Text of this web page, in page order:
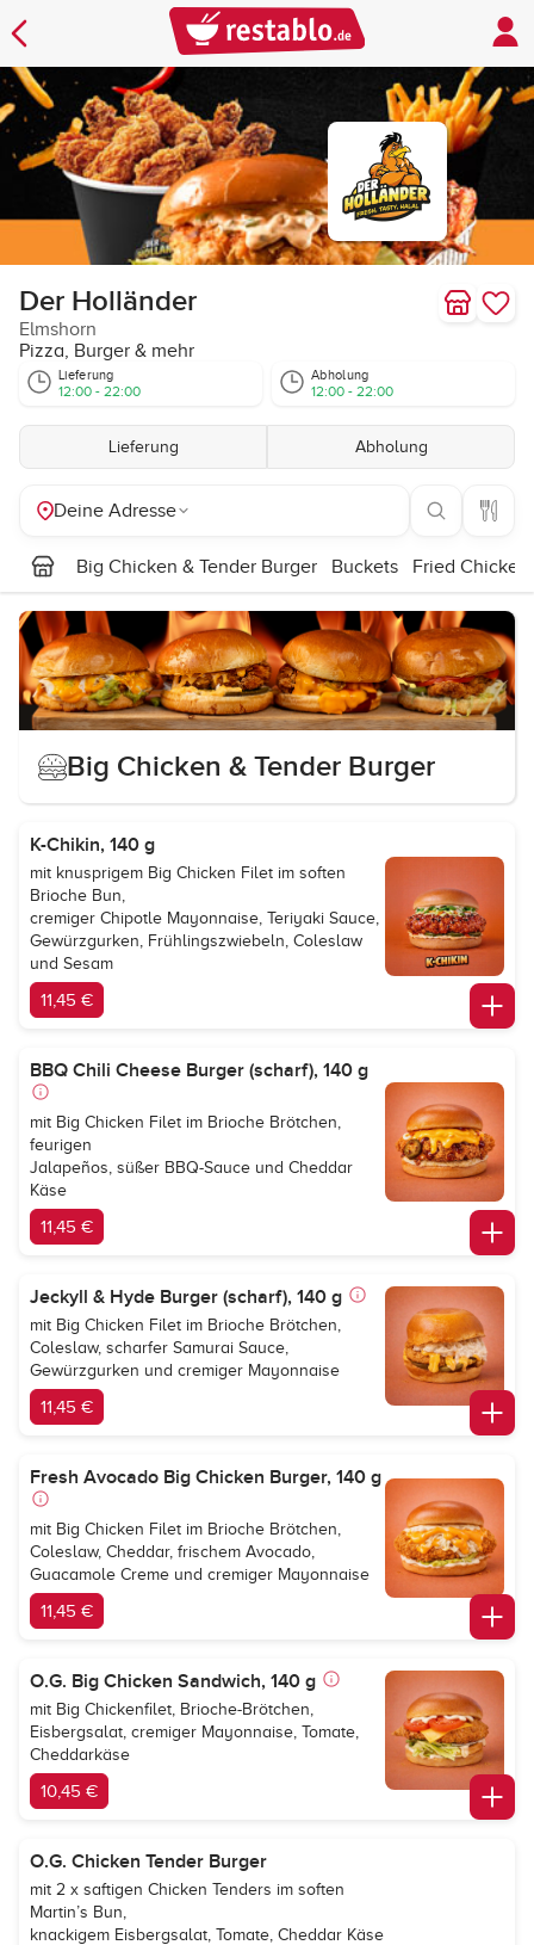
Der Holländer
Elmshorn
Pizza, Burger & mehr
Lieferung
12:00 - 22:00
Abholung
12:00 - 22:00
Lieferung Abholung
Deine Adresse
Big Chicken & Tender Burger Buckets Fried Chicken
Big Chicken & Tender Burger
K-Chikin, 140 g
mit knusprigem Big Chicken Filet im soften
Brioche Bun,
cremiger Chipotle Mayonnaise, Teriyaki Sauce,
Gewürzgurken, Frühlingszwiebeln, Coleslaw
und Sesam
11,45 €
BBQ Chili Cheese Burger (scharf), 140 g
mit Big Chicken Filet im Brioche Brötchen,
feurigen
Jalapeños, süßer BBQ-Sauce und Cheddar
Käse
11,45 €
Jeckyll & Hyde Burger (scharf), 140 g
mit Big Chicken Filet im Brioche Brötchen,
Coleslaw, scharfer Samurai Sauce,
Gewürzgurken und cremiger Mayonnaise
11,45 €
Fresh Avocado Big Chicken Burger, 140 g
mit Big Chicken Filet im Brioche Brötchen,
Coleslaw, Cheddar, frischem Avocado,
Guacamole Creme und cremiger Mayonnaise
11,45 €
O.G. Big Chicken Sandwich, 140 g
mit Big Chickenfilet, Brioche-Brötchen,
Eisbergsalat, cremiger Mayonnaise, Tomate,
Cheddarkäse
10,45 €
O.G. Chicken Tender Burger
mit 2 x saftigen Chicken Tenders im soften
Martin’s Bun,
knackigem Eisbergsalat, Tomate, Cheddar Käse